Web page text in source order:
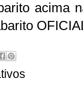
acima